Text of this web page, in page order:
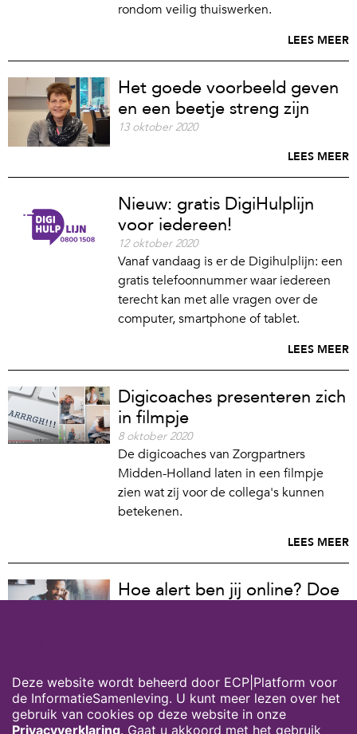
rondom veilig thuiswerken.
LEES MEER
Het goede voorbeeld geven
en een beetje streng zijn
13 oktober 2020
LEES MEER
Nieuw: gratis DigiHulplijn
voor iedereen!
12 oktober 2020
Vanaf vandaag is er de Digihulplijn: een
gratis telefoonnummer waar iedereen
terecht kan met alle vragen over de
computer, smartphone of tablet.
LEES MEER
Digicoaches presenteren zich
in filmpje
8 oktober 2020
De digicoaches van Zorgpartners
Midden-Holland laten in een filmpje
zien wat zij voor de collega's kunnen
betekenen.
LEES MEER
Hoe alert ben jij online? Doe
LEES MEER
Deze website wordt beheerd door ECP|Platform voor
de InformatieSamenleving. U kunt meer lezen over het
gebruik van cookies op deze website in onze
Privacyverklaring. Gaat u akkoord met het gebruik